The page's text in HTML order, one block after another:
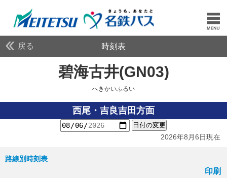
戻る 時刻表
碧海古井(GN03)
へきかいふるい
西尾・吉良吉田方面
日付の変更
2026年8月6日現在
路線別時刻表
印刷